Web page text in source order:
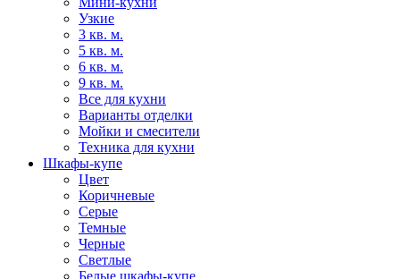
Узкие
3 кв. м.
5 кв. м.
6 кв. м.
9 кв. м.
Все для кухни
Варианты отделки
Мойки и смесители
Техника для кухни
Шкафы-купе
Цвет
Коричневые
Серые
Темные
Черные
Светлые
Белые шкафы-купе